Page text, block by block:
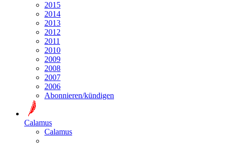
2015
2014
2013
2012
2011
2010
2009
2008
2007
2006
Abonnieren/kündigen
Calamus
Calamus